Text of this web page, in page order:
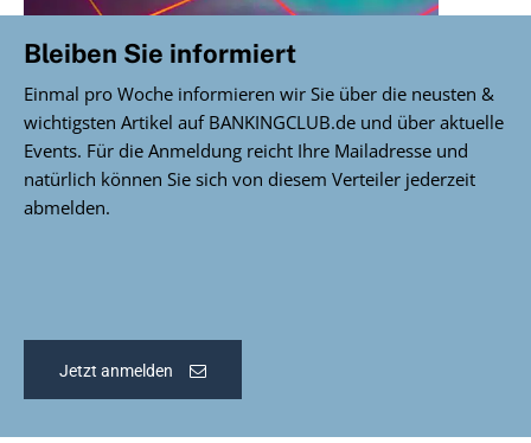
Bleiben Sie informiert
Einmal pro Woche informieren wir Sie über die neusten &
wichtigsten Artikel auf BANKINGCLUB.de und über aktuelle
Events. Für die Anmeldung reicht Ihre Mailadresse und
natürlich können Sie sich von diesem Verteiler jederzeit
abmelden.
Jetzt anmelden